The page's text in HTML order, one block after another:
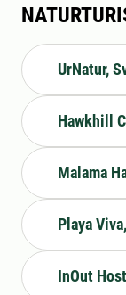
UrNatur,
Hawkhill
Malama
Playa
InOut